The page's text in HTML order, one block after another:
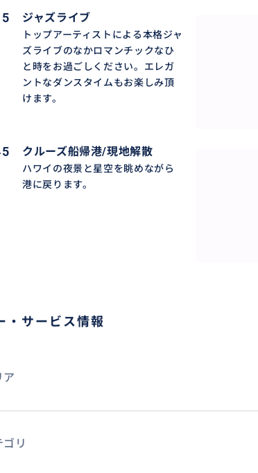
ジャズライブ
トップアーティストによる本格ジャ
ズライブのなかロマンチックなひ
と時をお過ごしください。エレガ
ントなダンスタイムもお楽しみ頂
けます。
クルーズ船帰港/現地解散
ハワイの夜景と星空を眺めながら
港に戻ります。
・サービス情報
ア
ゴリ